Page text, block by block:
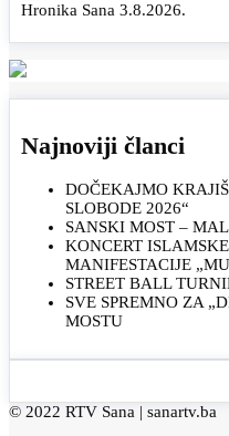
Hronika Sana 3.8.2026.
Najnoviji članci
DOČEKAJMO
SLOBODE 2026“
SANSKI MOST –
KONCERT
MANIFESTACIJE
STREET BALL
SVE SPREMNO ZA
MOSTU
© 2022 RTV Sana | sanartv.ba